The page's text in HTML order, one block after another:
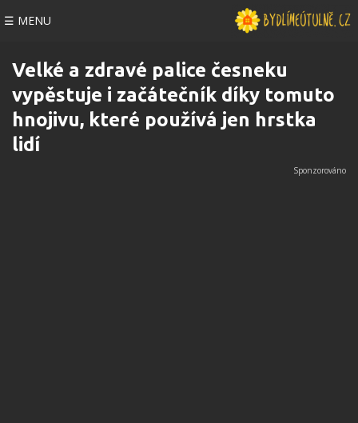
☰ MENU
Velké a zdravé palice česneku
vypěstuje i začátečník díky tomuto
hnojivu, které používá jen hrstka
lidí